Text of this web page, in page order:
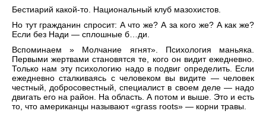
Бестиарий какой-то. Национальный клуб мазохистов.
Но тут гражданин спросит: А что же? А за кого же? А как же?
Если без Нади — сплошные б…ди.
Вспоминаем » Молчание ягнят». Психология маньяка.
Первыми жертвами становятся те, кого он видит ежедневно.
Только нам эту психологию надо в подвиг определить. Если
ежедневно сталкиваясь с человеком вы видите — человек
честный, добросовестный, специалист в своем деле — надо
двигать его на район. На область. А потом и выше. Это и есть
то, что американцы называют «grass roots» — корни травы.